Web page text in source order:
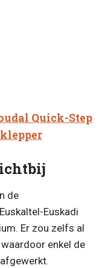
Quick-Step
de
Euskadi
Er zou zelfs al
enkel de